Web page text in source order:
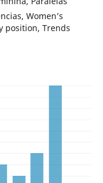
Women’s
position, Trends